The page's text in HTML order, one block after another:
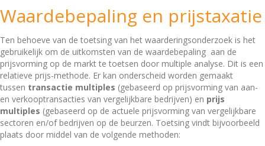
Waardebepaling en prijstaxatie
Ten behoeve van de toetsing van het waarderingsonderzoek is het
gebruikelijk om de uitkomsten van de waardebepaling aan de
prijsvorming op de markt te toetsen door multiple analyse. Dit is een
relatieve prijs-methode. Er kan onderscheid worden gemaakt
tussen transactie multiples (gebaseerd op prijsvorming van aan-
en verkooptransacties van vergelijkbare bedrijven) en prijs
multiples (gebaseerd op de actuele prijsvorming van vergelijkbare
sectoren en/of bedrijven op de beurzen. Toetsing vindt bijvoorbeeld
plaats door middel van de volgende methoden: